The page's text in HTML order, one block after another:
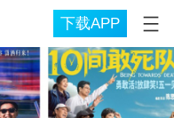
下载APP